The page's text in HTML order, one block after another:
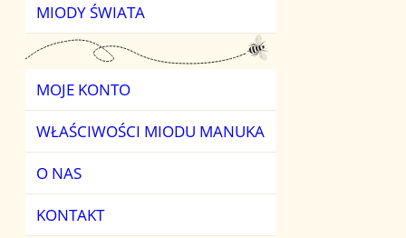
MIODY ŚWIATA
MOJE KONTO
WŁAŚCIWOŚCI MIODU MANUKA
O NAS
KONTAKT